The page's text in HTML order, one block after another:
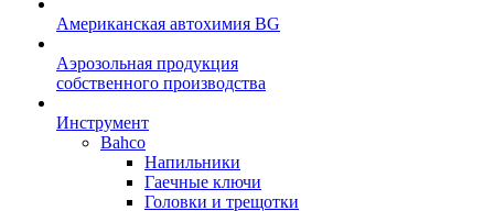
Американская автохимия BG
Аэрозольная продукция
собственного производства
Инструмент
Bahco
Напильники
Гаечные ключи
Головки и трещотки